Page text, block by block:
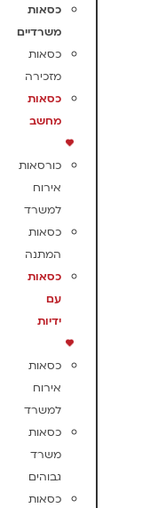
כסאות
משרדיים
כסאות
מזכירה
כסאות
מחשב
כורסאות
אירוח
למשרד
כסאות
המתנה
כסאות
עם
ידיות
כסאות
אירוח
למשרד
כסאות
משרד
גבוהים
כסאות